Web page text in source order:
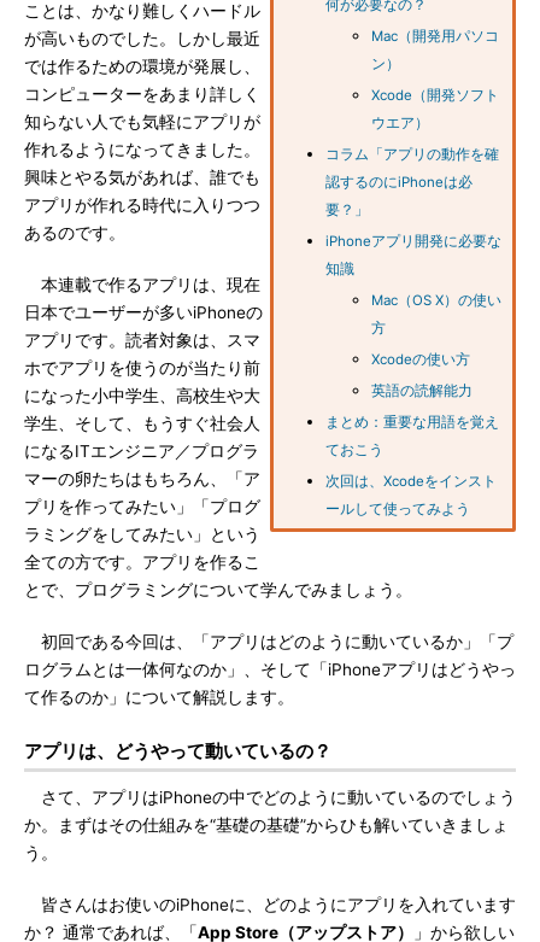
何が必要なの？
Mac（開発用パソコ
ン）
Xcode（開発ソフト
ウエア）
コラム「アプリの動作を確
認するのにiPhoneは必
要？」
iPhoneアプリ開発に必要な
知識
Mac（OS X）の使い
方
Xcodeの使い方
英語の読解能力
まとめ：重要な用語を覚え
ておこう
次回は、Xcodeをインスト
ールして使ってみよう
ことは、かなり難しくハードル
が高いものでした。しかし最近
では作るための環境が発展し、
コンピューターをあまり詳しく
知らない人でも気軽にアプリが
作れるようになってきました。
興味とやる気があれば、誰でも
アプリが作れる時代に入りつつ
あるのです。
本連載で作るアプリは、現在
日本でユーザーが多いiPhoneの
アプリです。読者対象は、スマ
ホでアプリを使うのが当たり前
になった小中学生、高校生や大
学生、そして、もうすぐ社会人
になるITエンジニア／プログラ
マーの卵たちはもちろん、「ア
プリを作ってみたい」「プログ
ラミングをしてみたい」という
全ての方です。アプリを作るこ
とで、プログラミングについて学んでみましょう。
初回である今回は、「アプリはどのように動いているか」「プ
ログラムとは一体何なのか」、そして「iPhoneアプリはどうやっ
て作るのか」について解説します。
アプリは、どうやって動いているの？
さて、アプリはiPhoneの中でどのように動いているのでしょう
か。まずはその仕組みを“基礎の基礎”からひも解いていきましょ
う。
皆さんはお使いのiPhoneに、どのようにアプリを入れています
か？ 通常であれば、「App Store（アップストア）
」から欲しい